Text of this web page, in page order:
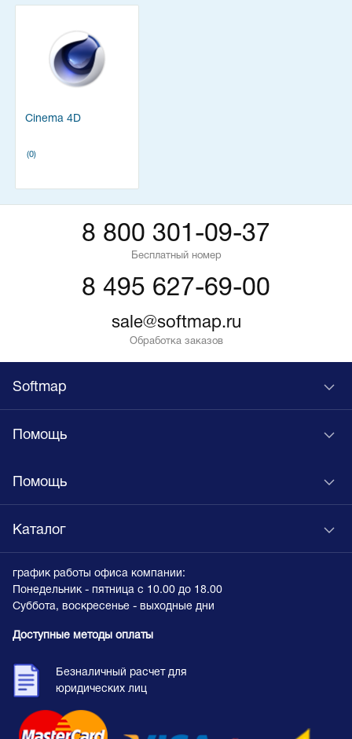
Cinema 4D
(0)
8 800 301-09-37
Бесплатный номер
8 495 627-69-00
sale@softmap.ru
Обработка заказов
Softmap
Помощь
Помощь
Каталог
график работы офиса компании:
Понедельник - пятница с 10.00 до 18.00
Суббота, воскресенье - выходные дни
Доступные методы оплаты
Безналичный расчет для
юридических лиц